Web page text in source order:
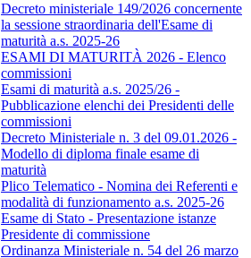
Decreto ministeriale 149/2026 concernente
la sessione straordinaria dell'Esame di
maturità a.s. 2025-26
ESAMI DI MATURITÀ 2026 - Elenco
commissioni
Esami di maturità a.s. 2025/26 -
Pubblicazione elenchi dei Presidenti delle
commissioni
Decreto Ministeriale n. 3 del 09.01.2026 -
Modello di diploma finale esame di
maturità
Plico Telematico - Nomina dei Referenti e
modalità di funzionamento a.s. 2025-26
Esame di Stato - Presentazione istanze
Presidente di commissione
Ordinanza Ministeriale n. 54 del 26 marzo